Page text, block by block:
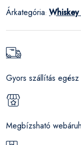
Árkategória:
Gyors szállítás
Megbízsható